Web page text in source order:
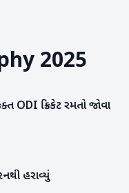
2025
ODI ક્રિકેટ રમતો જોવા
હરાવ્યું